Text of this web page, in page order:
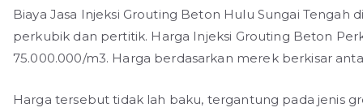
Biaya Jasa Injeksi Grouting Beton Hulu Sungai Tengah
perkubik dan pertitik. Harga Injeksi Grouting Beton
75.000.000/m3. Harga berdasarkan merek berkisar
Harga tersebut tidak lah baku, tergantung pada jenis